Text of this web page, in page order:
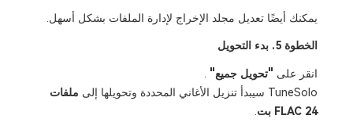
يمكنك أيضًا تعديل مجلد الإخراج لإدارة الملفات بشكل أسهل.
الخطوة 5. بدء التحويل
انقر على "تحويل جميع"
TuneSolo سيبدأ تنزيل الأغاني المحددة وتحويلها إلى
ملفات
FLAC 24 بت